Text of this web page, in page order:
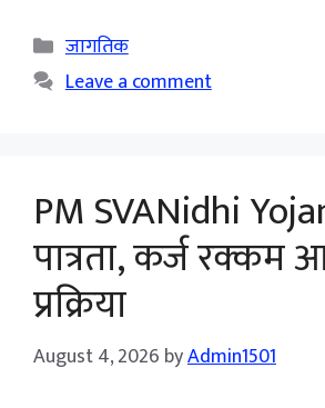
Categories
जागतिक
Leave a comment
PM SVANidhi
पात्रता, कर्ज रक्कम
प्रक्रिया
August 4, 2026 byAdmin1501